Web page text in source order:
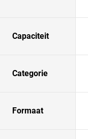
Capaciteit
Categorie
Formaat